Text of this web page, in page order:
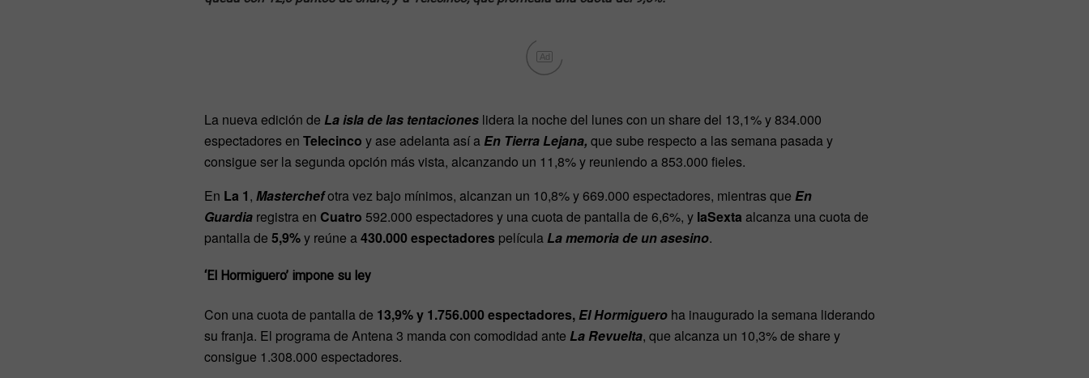
Ad
La nueva edición de La isla de las tentaciones lidera la noche del lunes con un share del 13,1% y 834.000
espectadores en Telecinco y ase adelanta así aEn Tierra Lejana, que sube respecto a las semana pasada y
consigue ser la segunda opción más vista, alcanzando un 11,8% y reuniendo a 853.000 fieles.
En La 1, Masterchefotra vez bajo mínimos, alcanzan un 10,8% y 669.000 espectadores, mientras que En
Guardia registra en Cuatro 592.000 espectadores y una cuota de pantalla de 6,6%, y laSexta alcanza una cuota de
pantalla de 5,9%y reúne a430.000 espectadores películaLa memoria de un asesino.
‘El Hormiguero’ impone su ley
Con una cuota de pantalla de 13,9% y 1.756.000 espectadores, El Hormiguero ha inaugurado la semana liderando
su franja. El programa de Antena 3 manda con comodidad ante La Revuelta, que alcanza un 10,3% de share y
consigue 1.308.000 espectadores.